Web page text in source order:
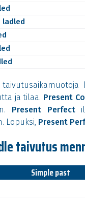
ladled
ja tilaa. Present
Present Perfect
Lopuksi, Present
taivutus
Simple past